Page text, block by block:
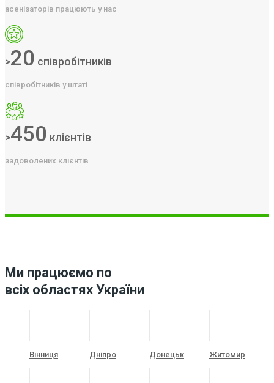
асенізаторів працюють у нас
>20 співробітників
співробітників у штаті
>450 клієнтів
задоволених клієнтів
Ми працюємо по
всіх областях України
Вінниця Дніпро Донецьк Житомир